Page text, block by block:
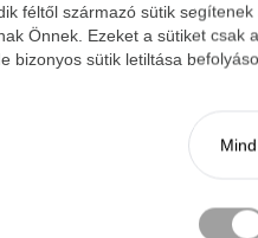
féltől származó sütik
Önnek. Ezeket a sütiket csak
bizonyos sütik letiltása